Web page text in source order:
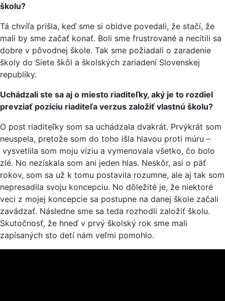
školu?
Tá chvíľa prišla, keď sme si obidve povedali, že stačí, že
mali by sme začať konať. Boli sme frustrované a necítili sa
dobre v pôvodnej škole. Tak sme požiadali o zaradenie
školy do Siete škôl a školských zariadení Slovenskej
republiky.
Uchádzali ste sa aj o miesto riaditeľky, aký je to rozdiel
prevziať pozíciu riaditeľa verzus založiť vlastnú školu?
O post riaditeľky som sa uchádzala dvakrát. Prvýkrát som
neuspela, pretože som do toho išla hlavou proti múru –
vysvetlila som moju víziu a vymenovala všetko, čo bolo
zlé. No nezískala som ani jeden hlas. Neskôr, asi o päť
rokov, som sa už k tomu postavila rozumne, ale aj tak som
nepresadila svoju koncepciu. No dôležité je, že niektoré
veci z mojej koncepcie sa postupne na danej škole začali
zavádzať. Následne sme sa teda rozhodli založiť školu.
Skutočnosť, že hneď v prvý školský rok sme mali
zapísaných sto detí nám veľmi pomohlo.